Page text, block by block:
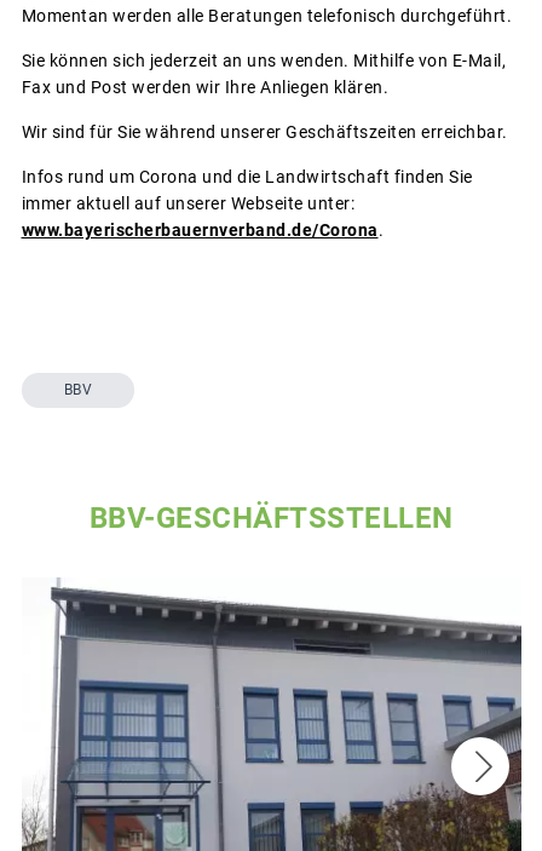
Momentan werden alle Beratungen telefonisch durchgeführt.
Sie können sich jederzeit an uns wenden. Mithilfe von E-Mail,
Fax und Post werden wir Ihre Anliegen klären.
Wir sind für Sie während unserer Geschäftszeiten erreichbar.
Infos rund um Corona und die Landwirtschaft finden Sie
immer aktuell auf unserer Webseite unter:
www.bayerischerbauernverband.de/Corona.
BBV
BBV-GESCHÄFTSSTELLEN